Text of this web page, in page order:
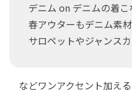
デニム on デニムの着こ
春アウターもデニム素
サロペットやジャンス
などワンアクセント加え